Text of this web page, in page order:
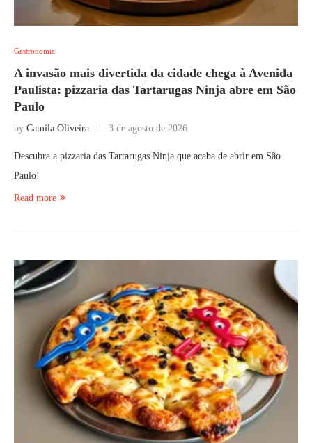
Gastronomia
A invasão mais divertida da cidade chega à Avenida
Paulista: pizzaria das Tartarugas Ninja abre em São
Paulo
by Camila Oliveira 3 de agosto de 2026
Descubra a pizzaria das Tartarugas Ninja que acaba de abrir em São
Paulo!
Read more